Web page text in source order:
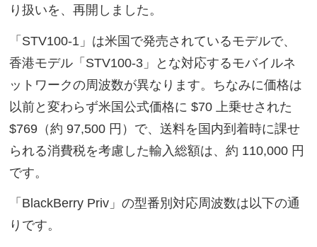
り扱いを、再開しました。
「STV100-1」は米国で発売されているモデルで、
香港モデル「STV100-3」とな対応するモバイルネ
ットワークの周波数が異なります。ちなみに価格は
以前と変わらず米国公式価格に $70 上乗せされた
$769（約 97,500 円）で、送料を国内到着時に課せ
られる消費税を考慮した輸入総額は、約 110,000 円
です。
「BlackBerry Priv」の型番別対応周波数は以下の通
りです。